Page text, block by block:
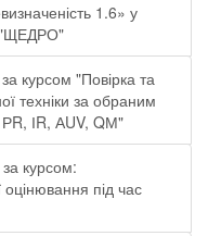
1.6» у
"ЩЕДРО"
курсом "Повірка та
техніки за обраним
ІR, АUV, QМ"
курсом:
оцінювання під час